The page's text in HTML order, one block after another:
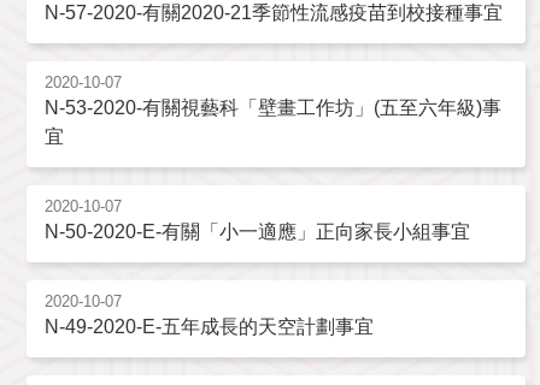
N-57-2020-有關2020-21季節性流感疫苗到校接種事宜
2020-10-07
N-53-2020-有關視藝科「壁畫工作坊」(五至六年級)事
宜
2020-10-07
N-50-2020-E-有關「小一適應」正向家長小組事宜
2020-10-07
N-49-2020-E-五年成長的天空計劃事宜